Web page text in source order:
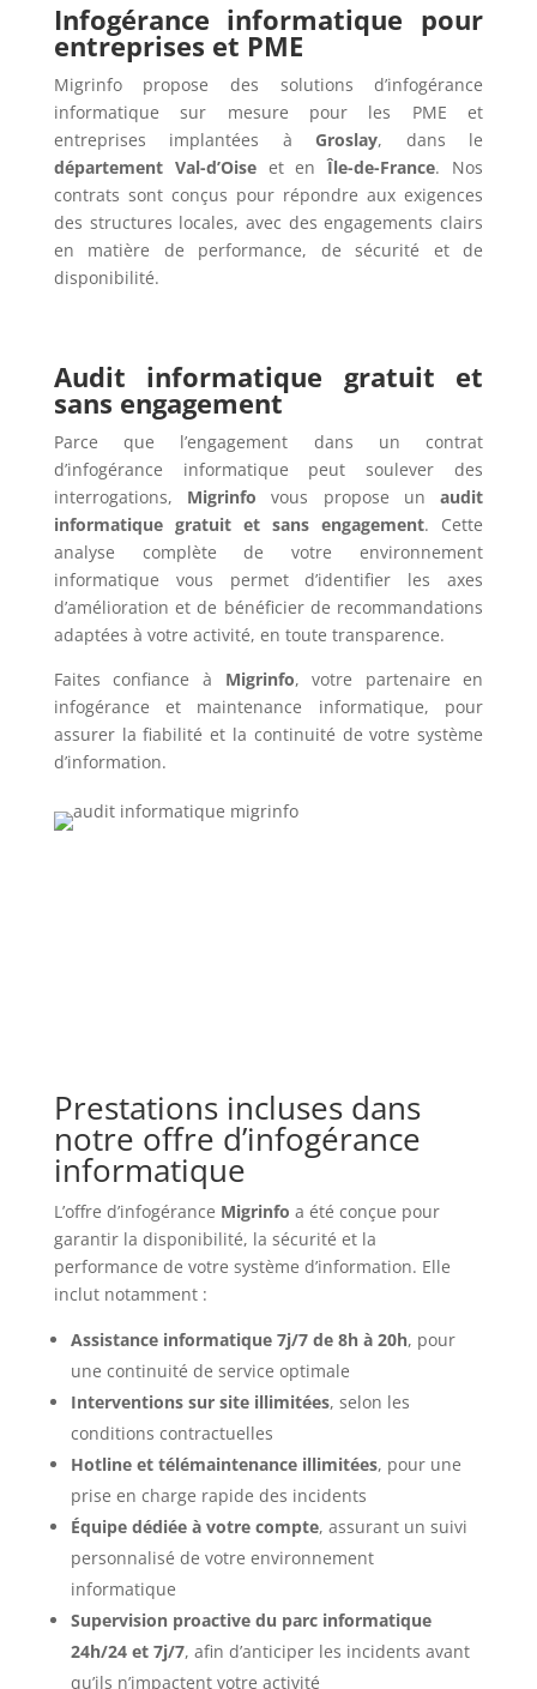
Infogérance informatique pour
entreprises et PME
Migrinfo propose des solutions d’infogérance
informatique sur mesure pour les PME et
entreprises implantées à Groslay, dans le
département Val-d’Oiseet enÎle-de-France. Nos
contrats sont conçus pour répondre aux exigences
des structures locales, avec des engagements clairs
en matière de performance, de sécurité et de
disponibilité.
Audit informatique gratuit et
sans engagement
Parce que l’engagement dans un contrat
d’infogérance informatique peut soulever des
interrogations, Migrinfovous propose unaudit
informatique gratuit et sans engagement. Cette
analyse complète de votre environnement
informatique vous permet d’identifier les axes
d’amélioration et de bénéficier de recommandations
adaptées à votre activité, en toute transparence.
Faites confiance à Migrinfo, votre partenaire en
infogérance et maintenance informatique, pour
assurer la fiabilité et la continuité de votre système
d’information.
Prestations incluses dans
notre offre d’infogérance
informatique
L’offre d’infogérance Migrinfo a été conçue pour
garantir la disponibilité, la sécurité et la
performance de votre système d’information. Elle
inclut notamment :
Assistance informatique 7j/7 de 8h à 20h, pour
une continuité de service optimale
Interventions sur site illimitées, selon les
conditions contractuelles
Hotline et télémaintenance illimitées, pour une
prise en charge rapide des incidents
Équipe dédiée à votre compte, assurant un suivi
personnalisé de votre environnement
informatique
Supervision proactive du parc informatique
24h/24 et 7j/7, afin d’anticiper les incidents avant
qu’ils n’impactent votre activité